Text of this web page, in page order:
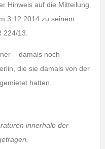
Hinweis auf die Mitteilung
3.12.2014 zu seinem
224/13.
– damals noch
die sie damals von der
hatten.
innerhalb der